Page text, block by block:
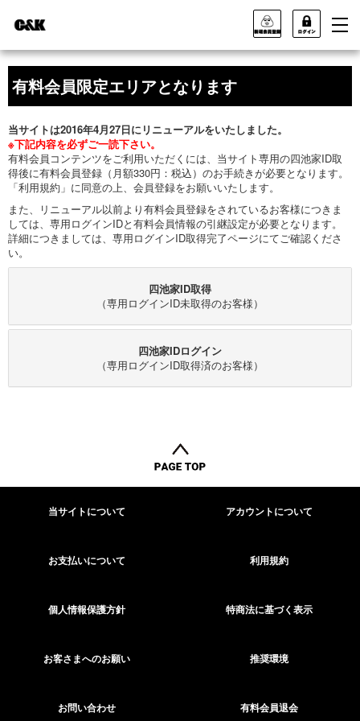
有料会員限定エリアとなります
当サイトは2016年4月27日にリニューアルをいたしました。
※下記内容を必ずご一読下さい。
有料会員コンテンツをご利用いただくには、当サイト専用の四池家ID取
得後に有料会員登録（月額330円：税込）のお手続きが必要となります。
「利用規約」に同意の上、会員登録をお願いいたします。
また、リニューアル以前より有料会員登録をされているお客様につきま
しては、専用ログインIDと有料会員情報の引継設定が必要となります。
詳細につきましては、専用ログインID取得完了ページにてご確認くださ
い。
四池家ID取得
（専用ログインID未取得のお客様）
四池家IDログイン
（専用ログインID取得済のお客様）
当サイトについて アカウントについて
お支払いについて 利用規約
個人情報保護方針 特商法に基づく表示
お客さまへのお願い 推奨環境
お問い合わせ 有料会員退会